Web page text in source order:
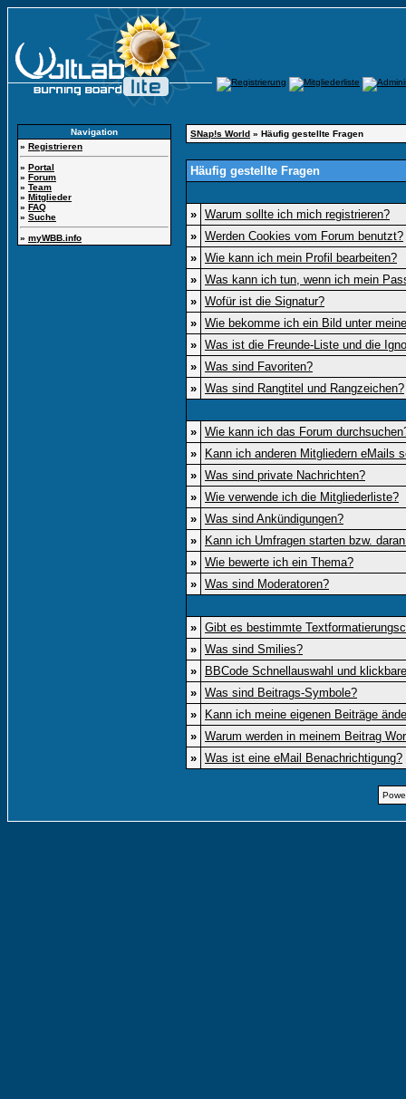
Navigation
» Registrieren
» Portal
» Forum
» Team
» Mitglieder
» FAQ
» Suche
» myWBB.info
SNap!s World » Häufig gestellte Fragen
Häufig gestellte Fragen
» Warum sollte ich mich registrieren?
» Werden Cookies vom Forum benutzt?
» Wie kann ich mein Profil bearbeiten?
» Was kann ich tun, wenn ich mein
» Wofür ist die Signatur?
» Wie bekomme ich ein Bild unter
» Was ist die Freunde-Liste und die
» Was sind Favoriten?
» Was sind Rangtitel und Rangzeichen?
» Wie kann ich das Forum
»
Kann ich anderen Mitgliedern eMails
» Was sind private Nachrichten?
» Wie verwende ich die Mitgliederliste?
» Was sind Ankündigungen?
»
Kann ich Umfragen starten bzw.
» Wie bewerte ich ein Thema?
» Was sind Moderatoren?
» Gibt es bestimmte
» Was sind Smilies?
»
BBCode Schnellauswahl und
» Was sind Beitrags-Symbole?
»
Kann ich meine eigenen Beiträge
» Warum werden in meinem Beitrag
» Was ist eine eMail Benachrichtigung?